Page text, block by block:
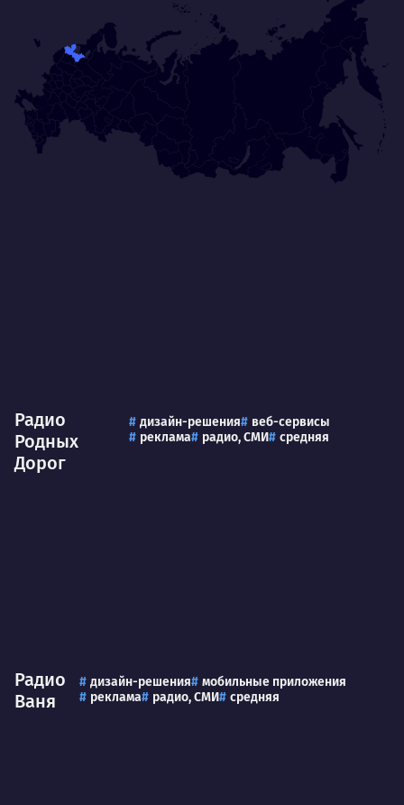
Радио
Родных
Дорог
дизайн-решения
веб-сервисы
реклама
радио, СМИ средняя
Радио
Ваня
дизайн-решения
мобильные приложения
реклама
радио, СМИ средняя